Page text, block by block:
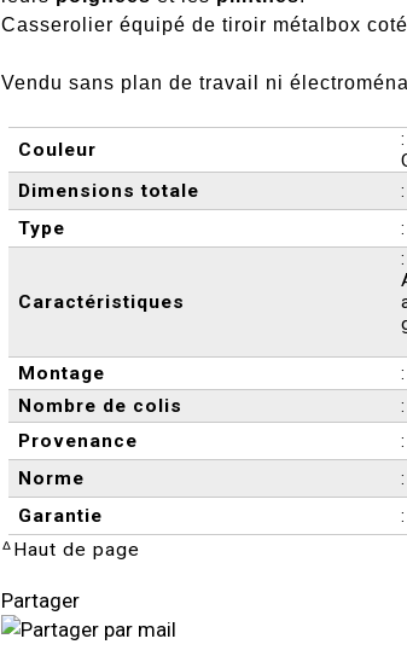
Casserolier équipé de tiroir métalbox
Vendu sans plan de travail ni
Couleur
Dimensions totale
Type
Caractéristiques
Montage
Nombre de colis
Provenance
Norme
Garantie
ᐞHaut de page
Partager